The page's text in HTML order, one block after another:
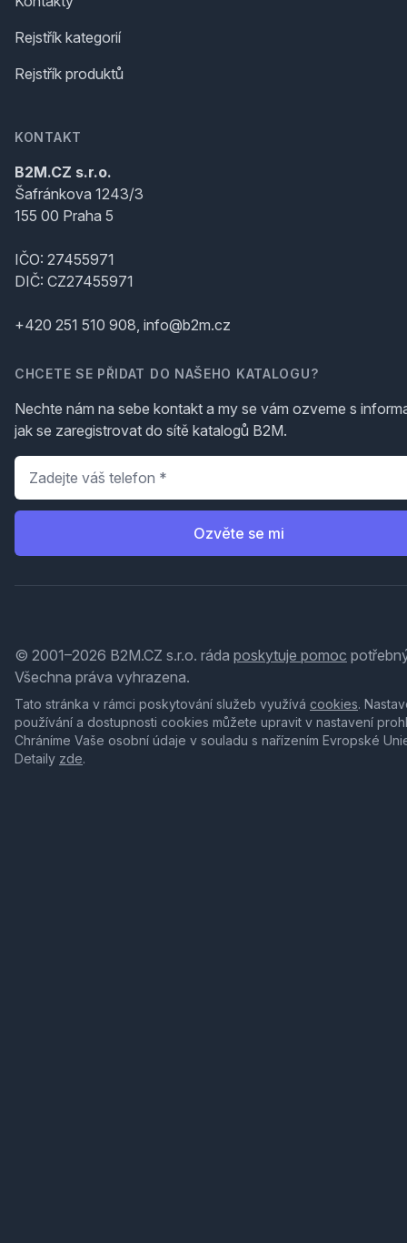
Rejstřík kategorií
Rejstřík produktů
KONTAKT
B2M.CZ s.r.o.
Šafránkova 1243/3
155 00 Praha 5
IČO: 27455971
DIČ: CZ27455971
+420 251 510 908, info@b2m.cz
CHCETE SE PŘIDAT DO NAŠEHO KATALOGU?
Nechte nám na sebe kontakt a my se vám ozveme s
jak se zaregistrovat do sítě katalogů B2M.
Telefon
Ozvěte se mi
© 2001–2026 B2M.CZ s.r.o. ráda poskytuje pomoc
Všechna práva vyhrazena.
Tato stránka v rámci poskytování služeb využívá cookies.
používání a dostupnosti cookies můžete upravit v nastavení
Chráníme Vaše osobní údaje v souladu s nařízením Evropské
Detaily zde.